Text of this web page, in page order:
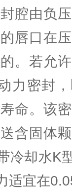
腔由负
唇口在
。若允
力密封
命。该
含固体
冷却水K
适宜在